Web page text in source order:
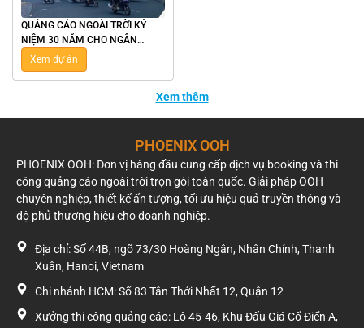
QUẢNG CÁO NGOÀI TRỜI KỶ
NIỆM 30 NĂM CHO NGÂN
HÀNG BẢN VIỆT TẠI TPHCM
Xem dự án
Xem thêm
PHOENIX OOH
PHOENIX OOH: Đơn vị hàng đầu cung cấp dịch vụ booking và thi
công quảng cáo ngoài trời trọn gói toàn quốc. Giải pháp OOH
chuyên nghiệp, thiết kế ấn tượng, tối ưu hiệu quả truyền thông và
độ phủ thương hiệu cho doanh nghiệp.
Địa chỉ: Số 44B, ngõ 73/30 Hoàng Ngân, Nhân Chính, Thanh
Xuân, Hanoi, Vietnam
Chi nhánh HCM: Số 83 Tân Thới Nhất 12, Quận 12
Xưởng thi công quảng cáo: Lô 45-46, Khu Đấu Giá Cổ Điển A,